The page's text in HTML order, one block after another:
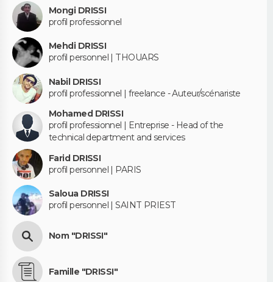
Mongi DRISSI
profil professionnel
Mehdi DRISSI
profil personnel | THOUARS
Nabil DRISSI
profil professionnel | freelance - Auteur/scénariste
Mohamed DRISSI
profil professionnel | Entreprise - Head of the
technical department and services
Farid DRISSI
profil personnel | PARIS
Saloua DRISSI
profil personnel | SAINT PRIEST
Nom "DRISSI"
Famille "DRISSI"